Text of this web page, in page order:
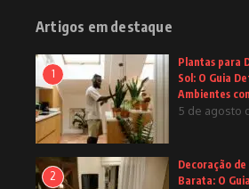
Artigos em destaque
1
Plantas para
Sol: O Guia
Ambientes
5 de agosto
2
Decoração
Barata: O